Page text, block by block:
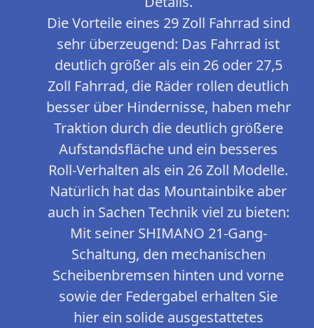
Die Vorteile eines 29 Zoll Fahrrad sind
sehr überzeugend: Das Fahrrad ist
deutlich größer als ein 26 oder 27,5
Zoll Fahrrad, die Räder rollen deutlich
besser über Hindernisse, haben mehr
Traktion durch die deutlich größere
Aufstandsfläche und ein besseres
Roll-Verhalten als ein 26 Zoll Modelle.
Natürlich hat das Mountainbike aber
auch in Sachen Technik viel zu bieten:
Mit seiner SHIMANO 21-Gang-
Schaltung, den mechanischen
Scheibenbremsen hinten und vorne
sowie der Federgabel erhalten Sie
hier ein solide ausgestattetes